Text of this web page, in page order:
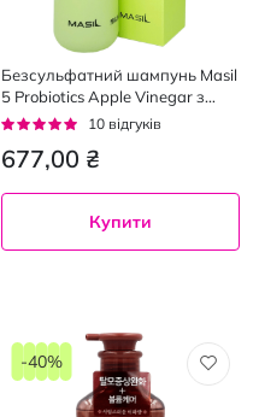
Безсульфатний шампунь Masil
5 Probiotics Apple Vinegar з
проботиками та яблучним
Рейтинг:
10 відгуків
677,00 ₴
Купити
-40%